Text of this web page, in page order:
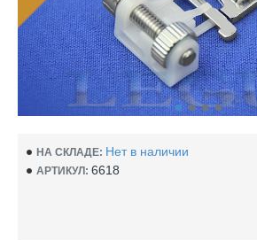
НА СКЛАДЕ: Нет в наличии
АРТИКУЛ: 6618